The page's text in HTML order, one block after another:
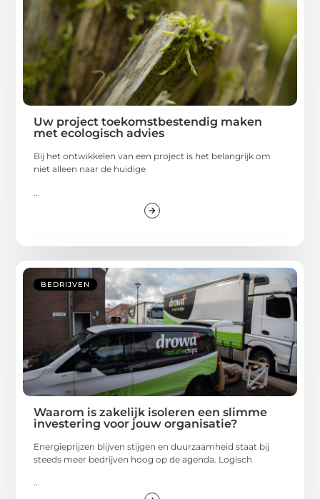
Uw project toekomstbestendig maken
met ecologisch advies
Bij het ontwikkelen van een project is het belangrijk om
niet alleen naar de huidige
BEDRIJVEN
Waarom is zakelijk isoleren een slimme
investering voor jouw organisatie?
Energieprijzen blijven stijgen en duurzaamheid staat bij
steeds meer bedrijven hoog op de agenda. Logisch
...